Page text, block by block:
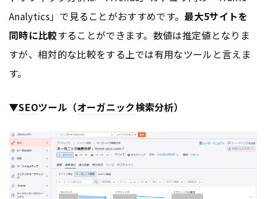
Analytics」で見ることがおすすめです。 最大5サイトを
同時に比較することができます。数値は推定値となりま
すが、相対的な比較をする上では有用なツールと言えま
す。
▼SEOツール（オーガニック検索分析）